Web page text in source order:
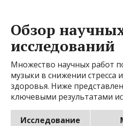
Обзор
исследований
Множество научных работ
музыки в снижении стресса
здоровья. Ниже
ключевыми результатами
Исследование